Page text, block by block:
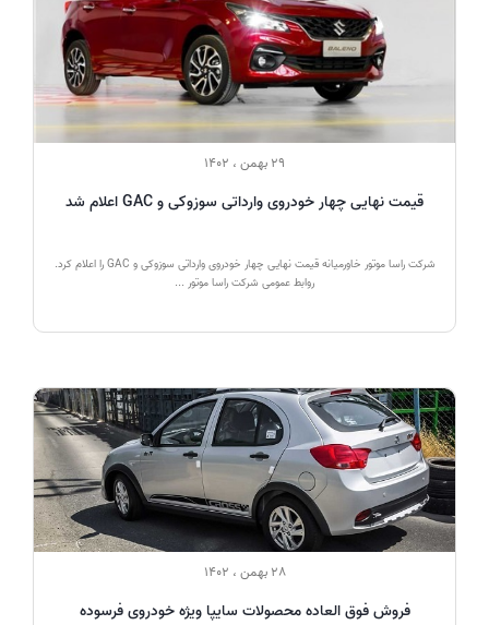
29 بهمن ، 1402
قیمت نهایی چهار خودروی وارداتی سوزوکی و GAC اعلام شد
شرکت راسا موتور خاورمیانه قیمت نهایی چهار خودروی وارداتی سوزوکی و GAC را اعلام کرد.
روابط عمومی شرکت راسا موتور ...
28 بهمن ، 1402
فروش فوق العاده محصولات سایپا ویژه خودروی فرسوده